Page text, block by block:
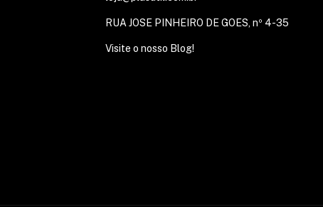
RUA JOSE PINHEIRO DE GOES, nº 4-35
Visite o nosso Blog!